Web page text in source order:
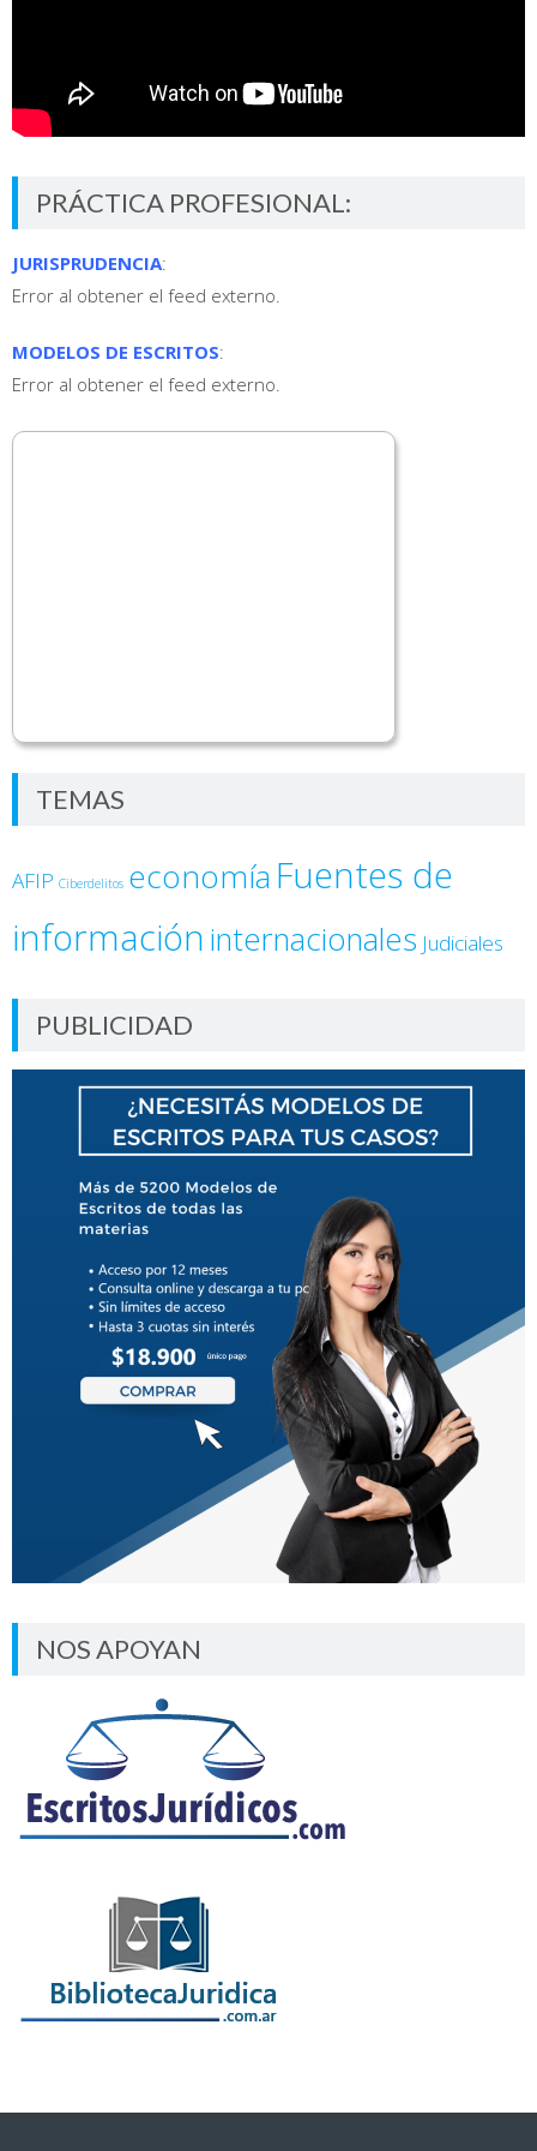
PRÁCTICA PROFESIONAL:
JURISPRUDENCIA:
Error al obtener el feed externo.
MODELOS DE ESCRITOS:
Error al obtener el feed externo.
TEMAS
AFIP Ciberdelitos economía Fuentes de
información internacionales Judiciales
PUBLICIDAD
NOS APOYAN